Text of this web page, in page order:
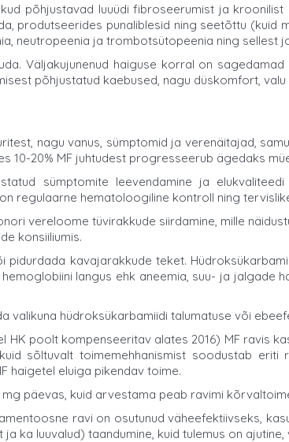
põhjustavad luuüdi fibroseerumist ja
produtseerides punaliblesid ning seetõttu (kuid
neutropeenia ja trombotsütopeenia ning sellest
Väljakujunenud haiguse korral on
põhjustatud kaebused, nagu düskomfort,
nagu vanus, sümptomid ja verenäitajad,
10-20% MF juhtudest progresseerub ägedaks
sümptomite leevendamine ja
regulaarne hematoloogiline kontroll ning
vereloome tüvirakkude siirdamine, mille
konsiiliumis.
kavajarakkude teket.
langus ehk aneemia, suu- ja jalgade
valikuna hüdroksükarbamiidi talumatuse või
HK poolt kompenseeritav alates 2016) MF ravis
sõltuvalt toimemehhanismist soodustab
haigetel eluiga pikendav toime.
päevas, kuid arvestama peab ravimi
ravi on osutunud väheefektiivseks,
ka luuvalud) taandumine, kuid tulemus on ajutine,